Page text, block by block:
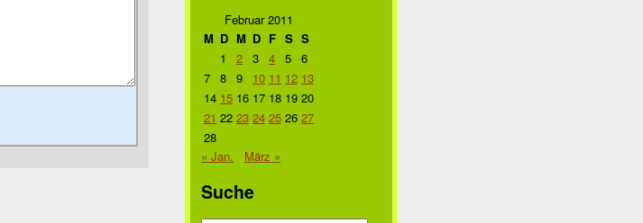
Februar 2011
M D M D F S S
1
2 3 4 5 6
7 8 9 10 11 12 13
14 15 16 17 18 19 20
21 22 23 24 25 26 27
28
« Jan.
März »
Suche